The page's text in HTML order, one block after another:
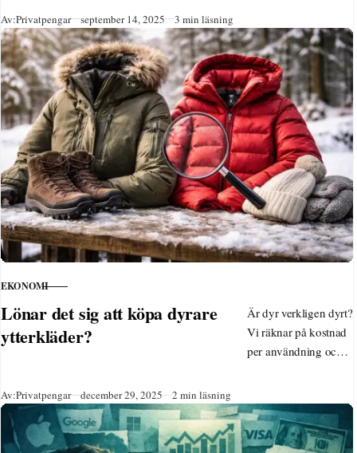
karriärutveckling
inom ett växande
område präglat av
energiomställning och
gröna teknikjobb.
Av:Privatpengar Publicerad
september 14, 2025 3 min läsning
KATEGORI
EKONOMI
Lönar det sig att köpa dyrare
ytterkläder?
Är dyr verkligen dyrt?
Vi räknar på kostnad
per användning och
faktiskt sparar pengar.
Av:Privatpengar Publicerad
december 29, 2025 2 min läsning